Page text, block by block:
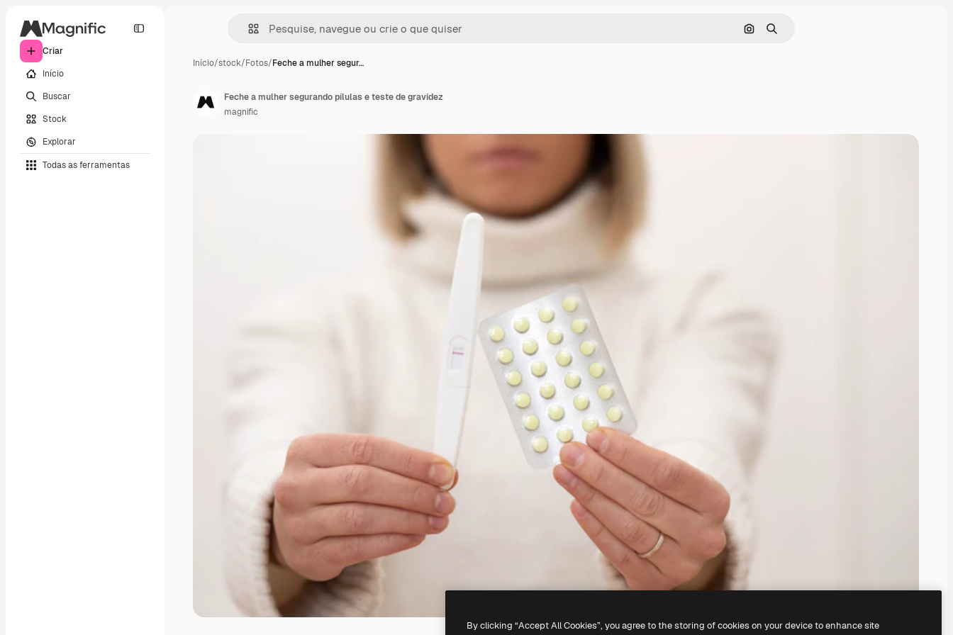
Criar
Início
Buscar
Stock
Explorar
Todas as ferramentas
Pesquisar por imagem
Buscar
Início/stock/Fotos/Feche a mulher segur…
Feche a mulher segurando pílulas e teste de gravidez
magnific
By clicking “Accept All Cookies”, you agree to the storing of cookies on your device to enhance site